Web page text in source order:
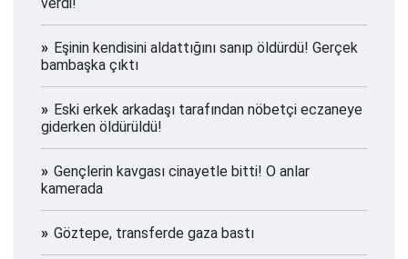
Eşinin kendisini aldattığını sanıp öldürdü! Gerçek
bambaşka çıktı
Eski erkek arkadaşı tarafından nöbetçi eczaneye
giderken öldürüldü!
Gençlerin kavgası cinayetle bitti! O anlar
kamerada
Göztepe, transferde gaza bastı